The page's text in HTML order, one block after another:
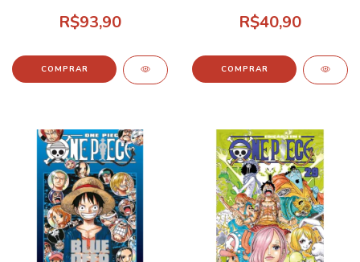
R$93,90 R$40,90